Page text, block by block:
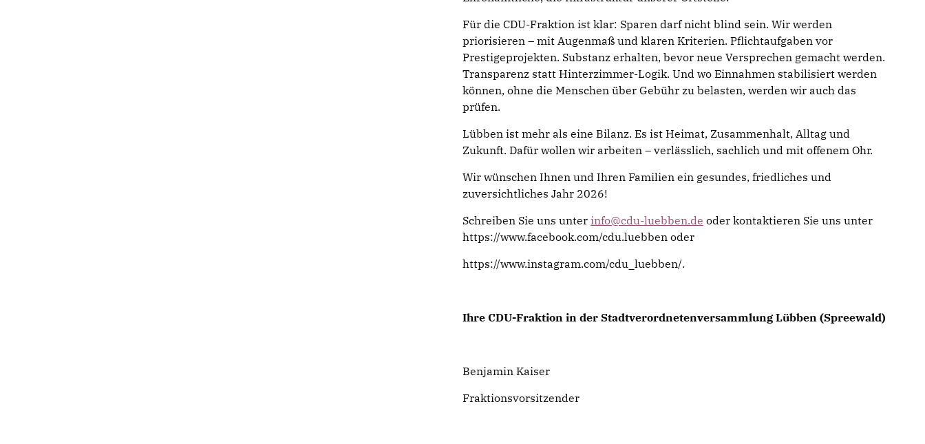
Für die CDU-Fraktion ist klar: Sparen darf nicht blind sein. Wir werden
priorisieren – mit Augenmaß und klaren Kriterien. Pflichtaufgaben vor
Prestigeprojekten. Substanz erhalten, bevor neue Versprechen gemacht werden.
Transparenz statt Hinterzimmer-Logik. Und wo Einnahmen stabilisiert werden
können, ohne die Menschen über Gebühr zu belasten, werden wir auch das
prüfen.
Lübben ist mehr als eine Bilanz. Es ist Heimat, Zusammenhalt, Alltag und
Zukunft. Dafür wollen wir arbeiten – verlässlich, sachlich und mit offenem Ohr.
Wir wünschen Ihnen und Ihren Familien ein gesundes, friedliches und
zuversichtliches Jahr 2026!
Schreiben Sie uns unter info@cdu-luebben.de oder kontaktieren Sie uns unter
https://www.facebook.com/cdu.luebben oder
https://www.instagram.com/cdu_luebben/.
Ihre CDU-Fraktion in der Stadtverordnetenversammlung Lübben (Spreewald)
Benjamin Kaiser
Fraktionsvorsitzender